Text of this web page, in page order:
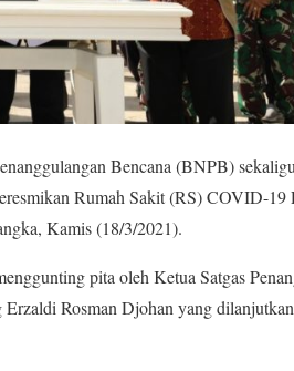
Bencana (BNPB)
Rumah Sakit (RS) COVID-
Kamis (18/3/2021).
pita oleh Ketua Satgas
Rosman Djohan yang